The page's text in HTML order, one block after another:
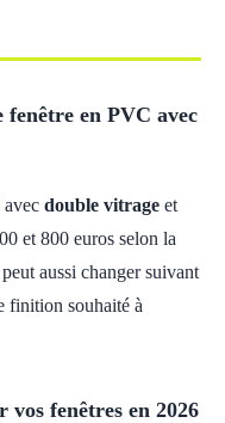
fenêtre en PVC avec
double vitrage et
et 800 euros selon la
aussi changer suivant
finition souhaité à
vos fenêtres en 2026